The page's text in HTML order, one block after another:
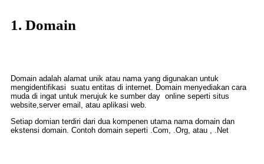
1. Domain
Domain adalah alamat unik atau nama yang digunakan untuk
mengidentifikasi suatu entitas di internet. Domain menyediakan cara
muda di ingat untuk merujuk ke sumber day online seperti situs
website,server email, atau aplikasi web.
Setiap domian terdiri dari dua kompenen utama nama domain dan
ekstensi domain. Contoh domain seperti .Com, .Org, atau , .Net